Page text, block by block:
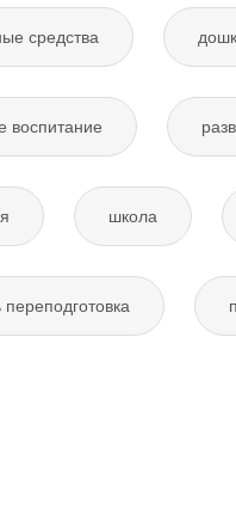
средства
воспитание
школа
переподготовка